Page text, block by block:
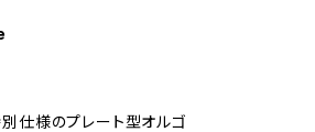
仕様のプレート型オルゴ